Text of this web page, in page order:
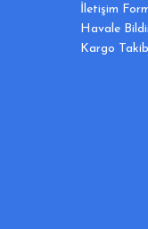
İletişim
Havale
Kargo